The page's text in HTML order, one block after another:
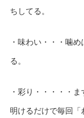
ちしてる。
・味わい・・・噛
る。
・彩り・・・・・
明けるだけで毎回